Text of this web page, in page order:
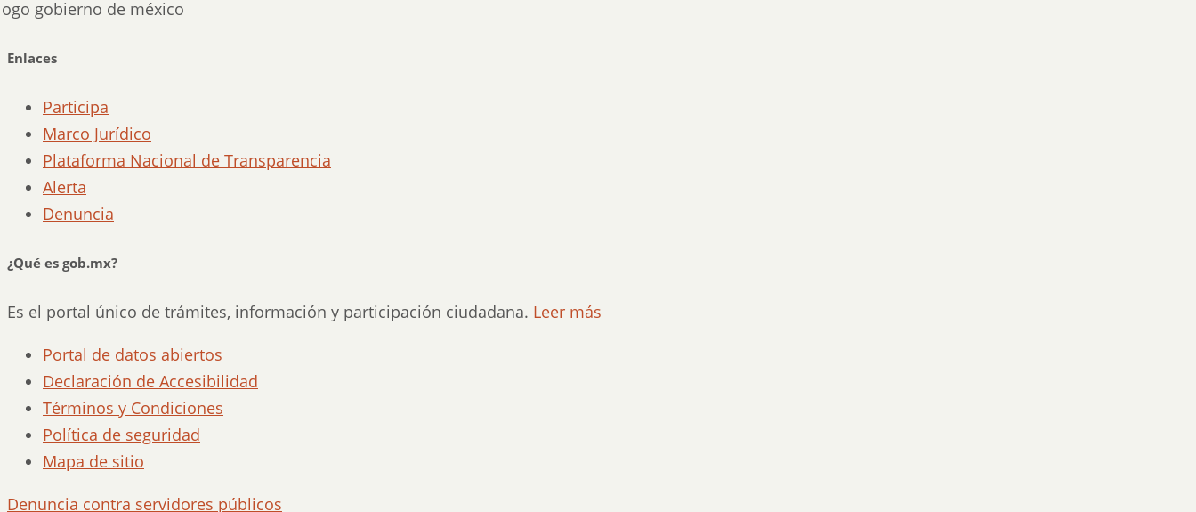
Enlaces
Participa
Marco Jurídico
Plataforma Nacional de Transparencia
Alerta
Denuncia
¿Qué es gob.mx?
Es el portal único de trámites, información y participación ciudadana. Leer más
Portal de datos abiertos
Declaración de Accesibilidad
Términos y Condiciones
Política de seguridad
Mapa de sitio
Denuncia contra servidores públicos